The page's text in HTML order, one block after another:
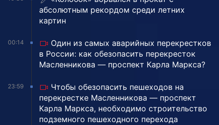
абсолютным рекордом среди летних
картин
00:14
Один из самых аварийных перекрестков
в России: как обезопасить перекресток
Масленникова — проспект Карла Маркса?
23:59
Чтобы обезопасить пешеходов на
перекрестке Масленникова — проспект
Карла Маркса, необходимо строительство
подземного пешеходного перехода